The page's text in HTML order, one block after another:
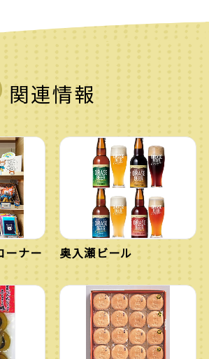
関連情報
ーナー 奥入瀬ビール